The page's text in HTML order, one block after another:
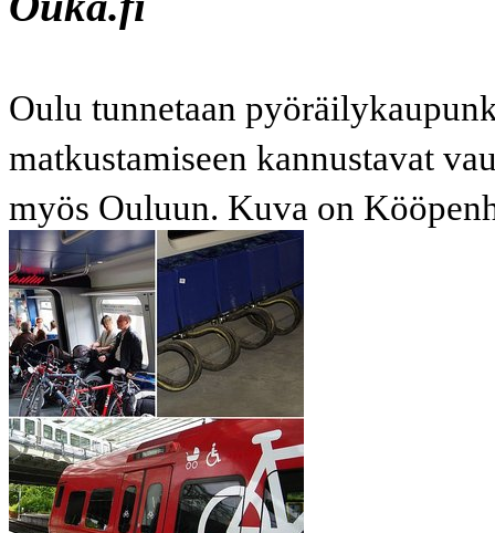
Oulu tunnetaan
matkustamiseen kannustavat
myös Ouluun. Kuva on